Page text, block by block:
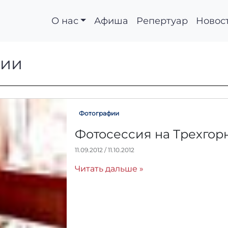
О нас Афиша Репертуар
Фотографии
Фотосессия на
11.09.2012 / 11.10.2012
т
Читать дальше »